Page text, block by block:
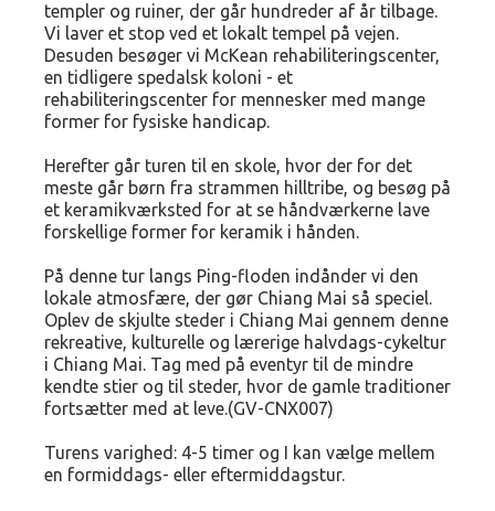
templer og ruiner, der går hundreder af år tilbage.
Vi laver et stop ved et lokalt tempel på vejen.
Desuden besøger vi McKean rehabiliteringscenter,
en tidligere spedalsk koloni - et
rehabiliteringscenter for mennesker med mange
former for fysiske handicap.
Herefter går turen til en skole, hvor der for det
meste går børn fra strammen hilltribe, og besøg på
et keramikværksted for at se håndværkerne lave
forskellige former for keramik i hånden.
På denne tur langs Ping-floden indånder vi den
lokale atmosfære, der gør Chiang Mai så speciel.
Oplev de skjulte steder i Chiang Mai gennem denne
rekreative, kulturelle og lærerige halvdags-cykeltur
i Chiang Mai. Tag med på eventyr til de mindre
kendte stier og til steder, hvor de gamle traditioner
fortsætter med at leve.(GV-CNX007)
Turens varighed: 4-5 timer og I kan vælge mellem
en formiddags- eller eftermiddagstur.